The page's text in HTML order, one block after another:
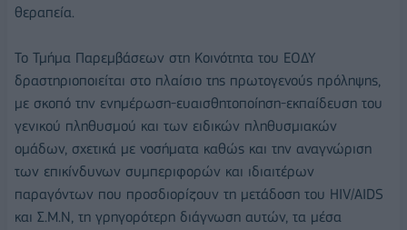
θεραπεία.
Το Τμήμα Παρεμβάσεων στη Κοινότητα του ΕΟΔΥ
δραστηριοποιείται στο πλαίσιο της πρωτογενούς πρόληψης,
με σκοπό την ενημέρωση-ευαισθητοποίηση-εκπαίδευση του
γενικού πληθυσμού και των ειδικών πληθυσμιακών
ομάδων, σχετικά με νοσήματα καθώς και την αναγνώριση
των επικίνδυνων συμπεριφορών και ιδιαιτέρων
παραγόντων που προσδιορίζουν τη μετάδοση του HIV/AIDS
και Σ.Μ.Ν, τη γρηγορότερη διάγνωση αυτών, τα μέσα